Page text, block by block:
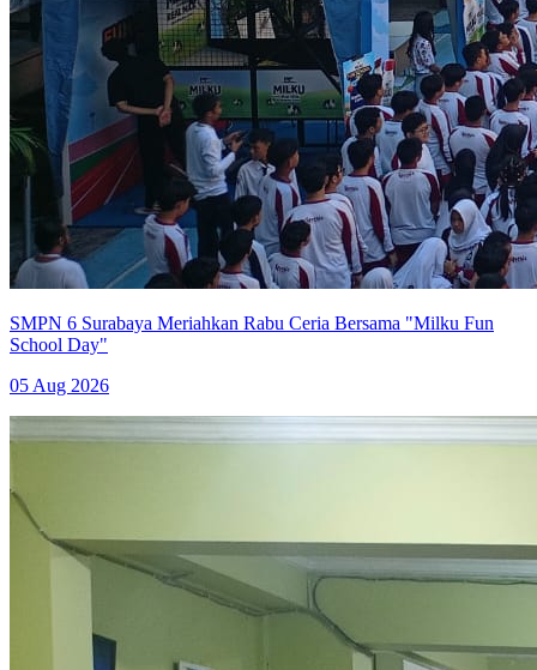
SMPN 6 Surabaya Meriahkan Rabu Ceria Bersama "Milku Fun
School Day"
05 Aug 2026